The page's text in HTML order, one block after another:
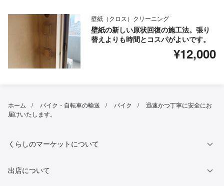
壁紙（クロス）クリーニング
壁紙の新しい原状回復の施工法。張り
替えよりも時間とコスパがよいです。
¥12,000
ホーム バイク・自転車の輸送 バイク
迅速かつ丁寧に安全にお
届けいたします。
くらしのマーケットについて
出店について